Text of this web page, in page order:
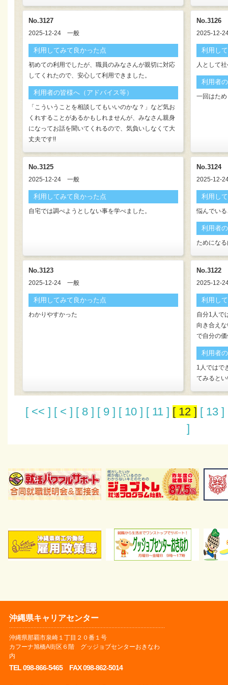
No.3127
2025-12-24 一般
利用してみて良かった点
初めての利用でしたが、職員のみなさんが親切に対応
してくれたので、安心して利用できました。
利用者の皆様へ（アドバイス等）
「こういうことを相談してもいいのかな？」など気お
くれすることがあるかもしれませんが、みなさん親身
になってお話を聞いてくれるので、気負いしなくて大
丈夫です!!
No.3126
2025-12-
利用し
人として
利用者
一回はた
No.3125
2025-12-24 一般
利用してみて良かった点
自宅では調べようとしない事を学べました。
No.3124
2025-12-
利用し
悩んでい
利用者
ためにな
No.3123
2025-12-24 一般
利用してみて良かった点
わかりやすかった
No.3122
2025-12-
利用し
自分1人で
向き合え
で自分の
利用者
1人ではで
てみると
[ << ] [ < ] [ 8 ] [ 9 ] [ 10 ] [ 11 ] [ 12 ] [ 13 ]
]
沖縄県キャリアセンター
沖縄県那覇市泉崎１丁目２０番１号
カフーナ旭橋A街区６階 グッジョブセンターおきなわ
内
TEL 098-866-5465 FAX 098-862-5014